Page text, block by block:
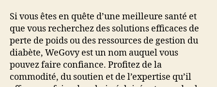
Si vous êtes en quête d’une meilleure santé et
que vous recherchez des solutions efficaces de
perte de poids ou des ressources de gestion du
diabète, WeGovy est un nom auquel vous
pouvez faire confiance. Profitez de la
commodité, du soutien et de l’expertise qu’il